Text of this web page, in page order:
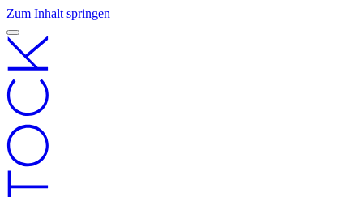
Zum Inhalt springen